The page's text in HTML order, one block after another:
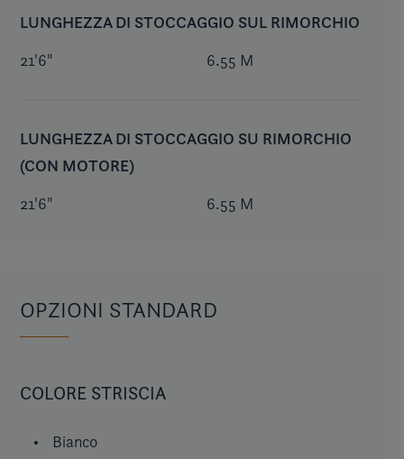
LUNGHEZZA DI STOCCAGGIO SUL RIMORCHIO
21'6" 6.55 M
LUNGHEZZA DI STOCCAGGIO SU RIMORCHIO
(CON MOTORE)
21'6" 6.55 M
OPZIONI STANDARD
COLORE STRISCIA
Bianco